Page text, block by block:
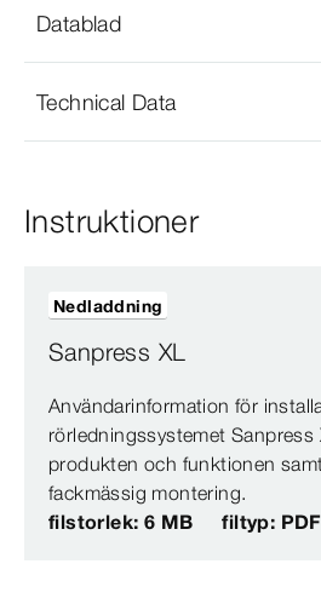
Datablad
Technical Data
Instruktioner
Sanpress XL
Användarinformation för
rörledningssystemet Sanpress
produkten och funktionen
fackmässig montering.
filstorlek: 6 MB
filtyp: PDF
Nedladdning